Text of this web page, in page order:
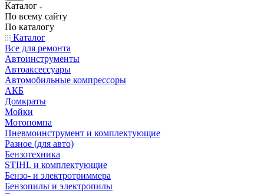
Каталог
По всему сайту
По каталогу
Каталог
Все для ремонта
Автоинструменты
Автоаксессуары
Автомобильные компрессоры
АКБ
Домкраты
Мойки
Мотопомпа
Пневмоинструмент и комплектующие
Разное (для авто)
Бензотехника
STIHL и комплектующие
Бензо- и электротриммера
Бензопилы и электропилы